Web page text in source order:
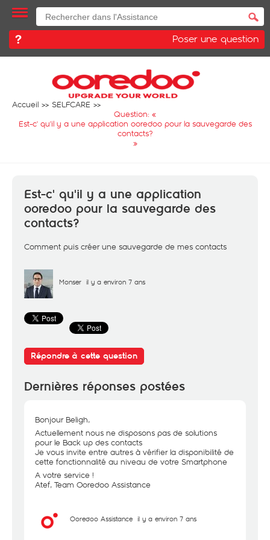
Poser une question
Accueil
SELFCARE
Question: «
Est-c' qu'il y a une application ooredoo pour la sauvegarde des
contacts?
»
Est-c' qu'il y a une application
ooredoo pour la sauvegarde des
contacts?
Comment puis créer une sauvegarde de mes contacts
Monser il y a environ 7 ans
Répondre à cette question
Dernières réponses postées
Bonjour Beligh,
Actuellement nous ne disposons pas de solutions
pour le Back up des contacts
Je vous invite entre autres à vérifier la disponibilité de
cette fonctionnalité au niveau de votre Smartphone
A votre service !
Atef, Team Ooredoo Assistance
Ooredoo Assistance il y a environ 7 ans